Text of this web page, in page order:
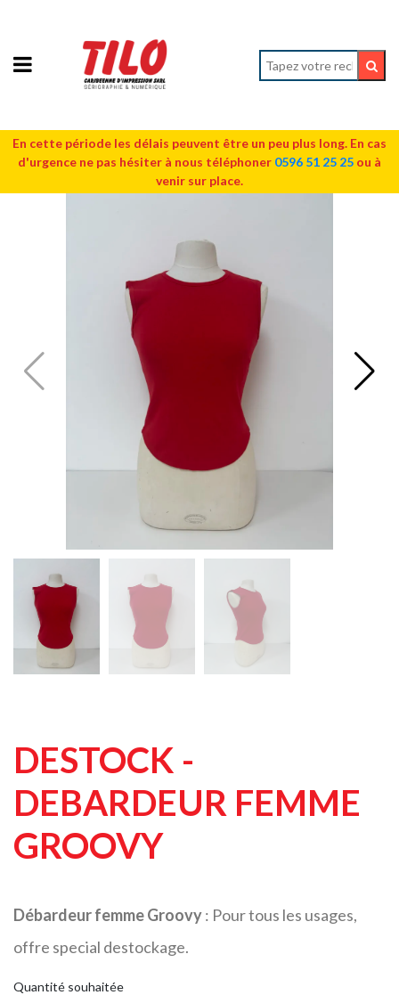
En cette période les délais peuvent être un peu plus long. En cas
d'urgence ne pas hésiter à nous téléphoner 0596 51 25 25 ou à
venir sur place.
DESTOCK -
DEBARDEUR FEMME
GROOVY
Débardeur femme Groovy: Pour tous les usages,
offre special destockage.
Quantité souhaitée